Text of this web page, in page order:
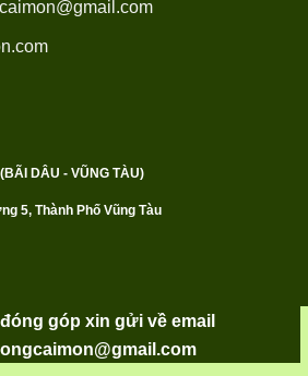
DÂU - VŨNG TÀU)
5, Thành Phố Vũng Tàu
góp xin gửi về email